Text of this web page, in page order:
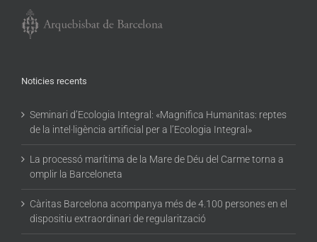
Noticies recents
Seminari d’Ecologia Integral: «Magnifica Humanitas: reptes
de la intel·ligència artificial per a l’Ecologia Integral»
La processó marítima de la Mare de Déu del Carme torna a
omplir la Barceloneta
Càritas Barcelona acompanya més de 4.100 persones en el
dispositiu extraordinari de regularització